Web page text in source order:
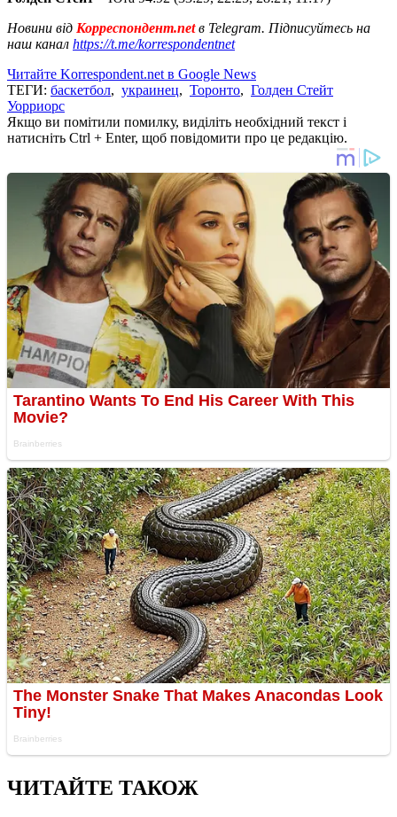
Новини від Корреспондент.netв Telegram. Підписуйтесь на
наш канал https://t.me/korrespondentnet
Читайте Korrespondent.net в Google News
ТЕГИ: баскетбол, украинец, Торонто, Голден Стейт
Уорриорс
Якщо ви помітили помилку, виділіть необхідний текст і
натисніть Ctrl + Enter, щоб повідомити про це редакцію.
ЧИТАЙТЕ ТАКОЖ